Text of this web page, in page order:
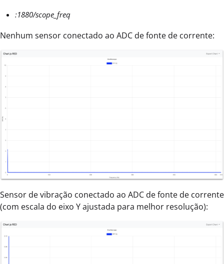
:1880/scope_freq
Nenhum sensor conectado ao ADC de fonte de corrente:
Sensor de vibração conectado ao ADC de fonte de corrente
(com escala do eixo Y ajustada para melhor resolução):